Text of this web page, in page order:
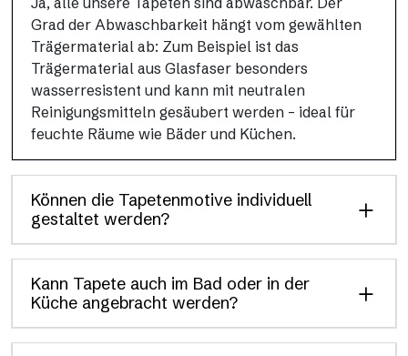
Grad der Abwaschbarkeit hängt vom gewählten
Trägermaterial ab: Zum Beispiel ist das
Trägermaterial aus Glasfaser besonders
wasserresistent und kann mit neutralen
Reinigungsmitteln gesäubert werden – ideal für
feuchte Räume wie Bäder und Küchen.
Können die Tapetenmotive individuell
gestaltet werden?
Kann Tapete auch im Bad oder in der
Küche angebracht werden?